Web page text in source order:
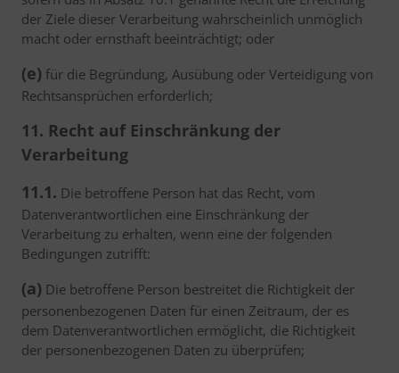
der Ziele dieser Verarbeitung wahrscheinlich unmöglich
macht oder ernsthaft beeinträchtigt; oder
(e) für die Begründung, Ausübung oder Verteidigung von
Rechtsansprüchen erforderlich;
11. Recht auf Einschränkung der
Verarbeitung
11.1. Die betroffene Person hat das Recht, vom
Datenverantwortlichen eine Einschränkung der
Verarbeitung zu erhalten, wenn eine der folgenden
Bedingungen zutrifft:
(a) Die betroffene Person bestreitet die Richtigkeit der
personenbezogenen Daten für einen Zeitraum, der es
dem Datenverantwortlichen ermöglicht, die Richtigkeit
der personenbezogenen Daten zu überprüfen;